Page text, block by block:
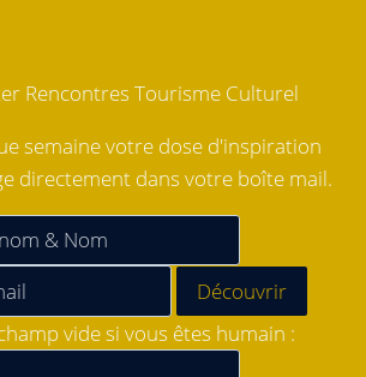
Rencontres Tourisme Culturel
semaine votre dose d'inspiration
directement dans votre boîte mail.
vide si vous êtes humain :